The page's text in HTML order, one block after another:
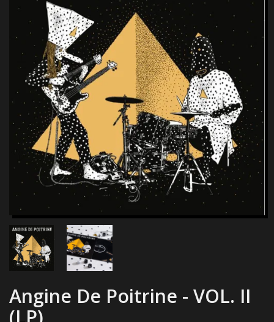
Angine De Poitrine - VOL. II
(LP)